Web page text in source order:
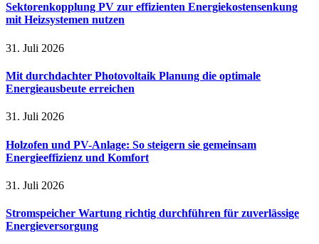
Sektorenkopplung PV zur effizienten Energiekostensenkung
mit Heizsystemen nutzen
31. Juli 2026
Mit durchdachter Photovoltaik Planung die optimale
Energieausbeute erreichen
31. Juli 2026
Holzofen und PV-Anlage: So steigern sie gemeinsam
Energieeffizienz und Komfort
31. Juli 2026
Stromspeicher Wartung richtig durchführen für zuverlässige
Energieversorgung